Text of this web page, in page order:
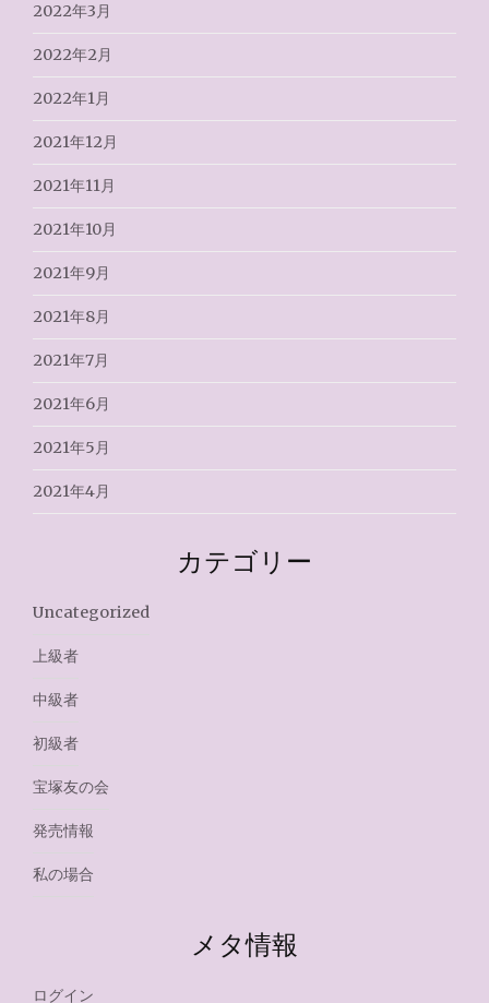
2022年3月
2022年2月
2022年1月
2021年12月
2021年11月
2021年10月
2021年9月
2021年8月
2021年7月
2021年6月
2021年5月
2021年4月
カテゴリー
Uncategorized
上級者
中級者
初級者
宝塚友の会
発売情報
私の場合
メタ情報
ログイン